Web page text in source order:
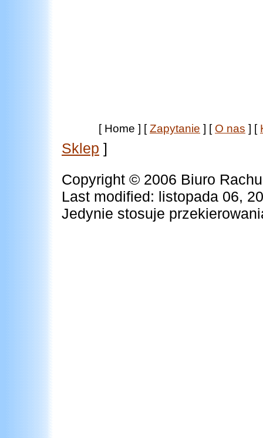
[ Home ] [Zapytanie ] [ O nas ] [
Sklep ]
Copyright © 2006 Biuro
Last modified: listopada 06,
Jedynie stosuje